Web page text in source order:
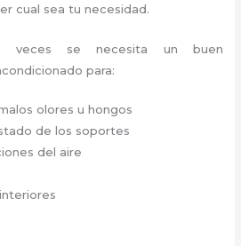
cual sea tu necesidad.
veces se necesita un buen
para:
olores u hongos
de los soportes
del aire